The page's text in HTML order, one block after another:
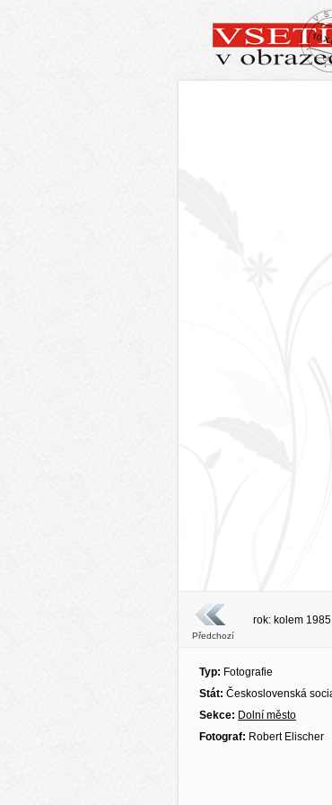
Předchozí
rok: kolem 1985
Typ: Fotografie
Stát: Československá
Sekce: Dolní město
Fotograf: Robert Elischer